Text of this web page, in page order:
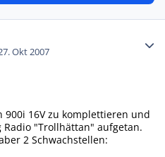
Okt 2007
16V zu komplettieren und
"Trollhättan" aufgetan.
2 Schwachstellen: